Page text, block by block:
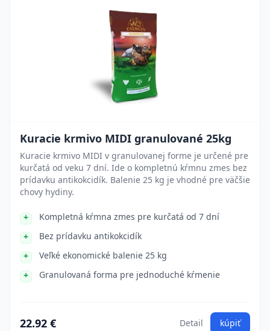
Kuracie krmivo MIDI granulované 25kg
Kuracie krmivo MIDI v granulovanej forme je určené pre
kurčatá od veku 7 dní. Ide o kompletnú kŕmnu zmes bez
prídavku antikokcidík. Balenie 25 kg je vhodné pre väčšie
chovy hydiny.
Kompletná kŕmna zmes pre kurčatá od 7 dní
Bez prídavku antikokcidík
Veľké ekonomické balenie 25 kg
Granulovaná forma pre jednoduché kŕmenie
22.92 € Detail kúpiť